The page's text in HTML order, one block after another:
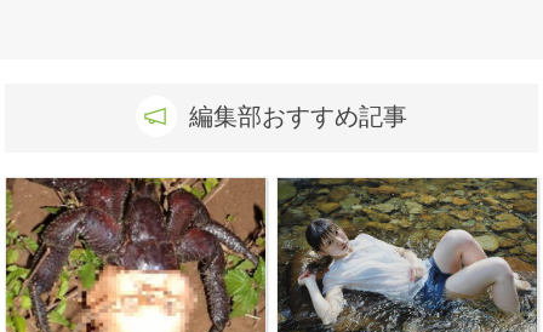
編集部おすすめ記事